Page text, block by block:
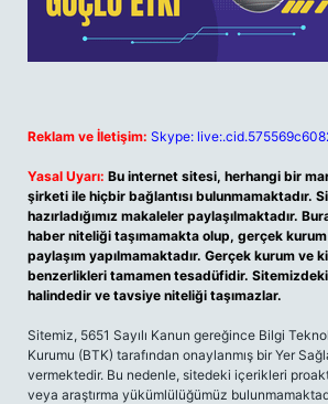
Reklam ve İletişim: Skype:
Yasal Uyarı: Bu internet sitesi, herhangi bir
şirketi ile hiçbir bağlantısı bulunmamaktadır.
hazırladığımız makaleler paylaşılmaktadır.
haber niteliği taşımamakta olup, gerçek
paylaşım yapılmamaktadır. Gerçek kurum ve
benzerlikleri tamamen tesadüfidir.
halindedir ve tavsiye niteliği taşımazlar.
Sitemiz, 5651 Sayılı Kanun gereğince Bilgi
Kurumu (BTK) tarafından onaylanmış bir Yer
vermektedir. Bu nedenle, sitedeki içerikleri
veya araştırma yükümlülüğümüz